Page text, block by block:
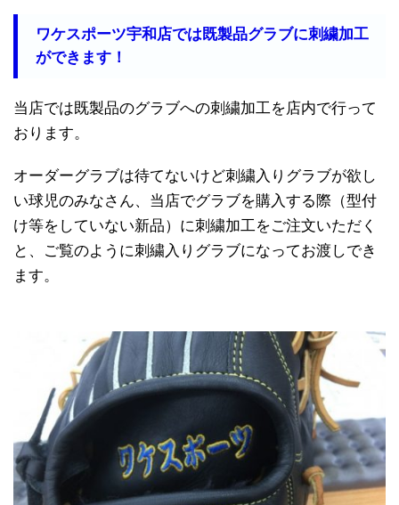
ワケスポーツ宇和店では既製品グラブに刺繍加工
ができます！
当店では既製品のグラブへの刺繍加工を店内で行って
おります。
オーダーグラブは待てないけど刺繍入りグラブが欲し
い球児のみなさん、当店でグラブを購入する際（型付
け等をしていない新品）に刺繍加工をご注文いただく
と、ご覧のように刺繍入りグラブになってお渡しでき
ます。